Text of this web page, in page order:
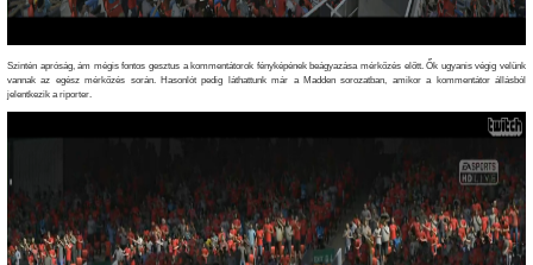
Szintén apróság, ám mégis fontos gesztus a kommentátorok fényképének beágyazása mérkőzés előtt. Ők ugyanis végig velünk
vannak az egész mérkőzés során. Hasonlót pedig láthattunk már a Madden sorozatban, amikor a kommentátor állásból
jelentkezik a riporter.